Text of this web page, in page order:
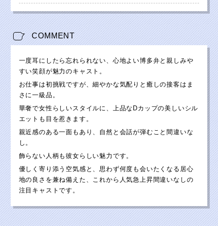
COMMENT
一度耳にしたら忘れられない、心地よい博多弁と親しみや
すい笑顔が魅力のキャスト。
お仕事は初挑戦ですが、細やかな気配りと癒しの接客はま
さに一級品。
華奢で女性らしいスタイルに、上品なDカップの美しいシル
エットも目を惹きます。
親近感のある一面もあり、自然と会話が弾むこと間違いな
し。
飾らない人柄も彼女らしい魅力です。
優しく寄り添う空気感と、思わず何度も会いたくなる居心
地の良さを兼ね備えた、これから人気急上昇間違いなしの
注目キャストです。